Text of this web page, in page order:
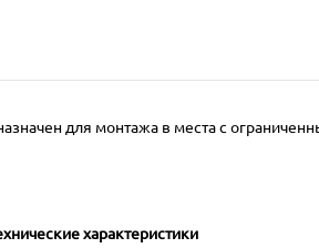
для монтажа в места с
характеристики